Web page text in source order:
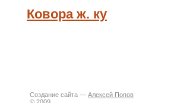
Ковора ж. ку
Создание сайта — Алексей Попов